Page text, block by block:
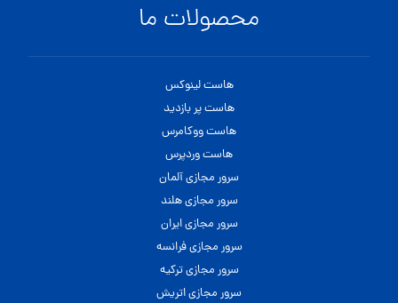
محصولات ما
هاست لینوکس
هاست پر بازدید
هاست ووکامرس
هاست وردپرس
سرور مجازی آلمان
سرور مجازی هلند
سرور مجازی ایران
سرور مجازی فرانسه
سرور مجازی ترکیه
سرور مجازی اتریش